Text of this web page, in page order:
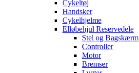
Cykeltøj
Handsker
Cykelhjelme
Elløbehjul Reservedele
Stel og Bagskærm
Controller
Motor
Bremser